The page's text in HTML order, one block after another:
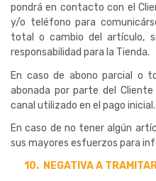
pondrá en contacto con el
y/o teléfono para
total o cambio del artículo,
responsabilidad para la Tienda.
En caso de abono parcial o
abonada por parte del
canal utilizado en el pago inicial.
En caso de no tener algún
sus mayores esfuerzos para
10. NEGATIVA A